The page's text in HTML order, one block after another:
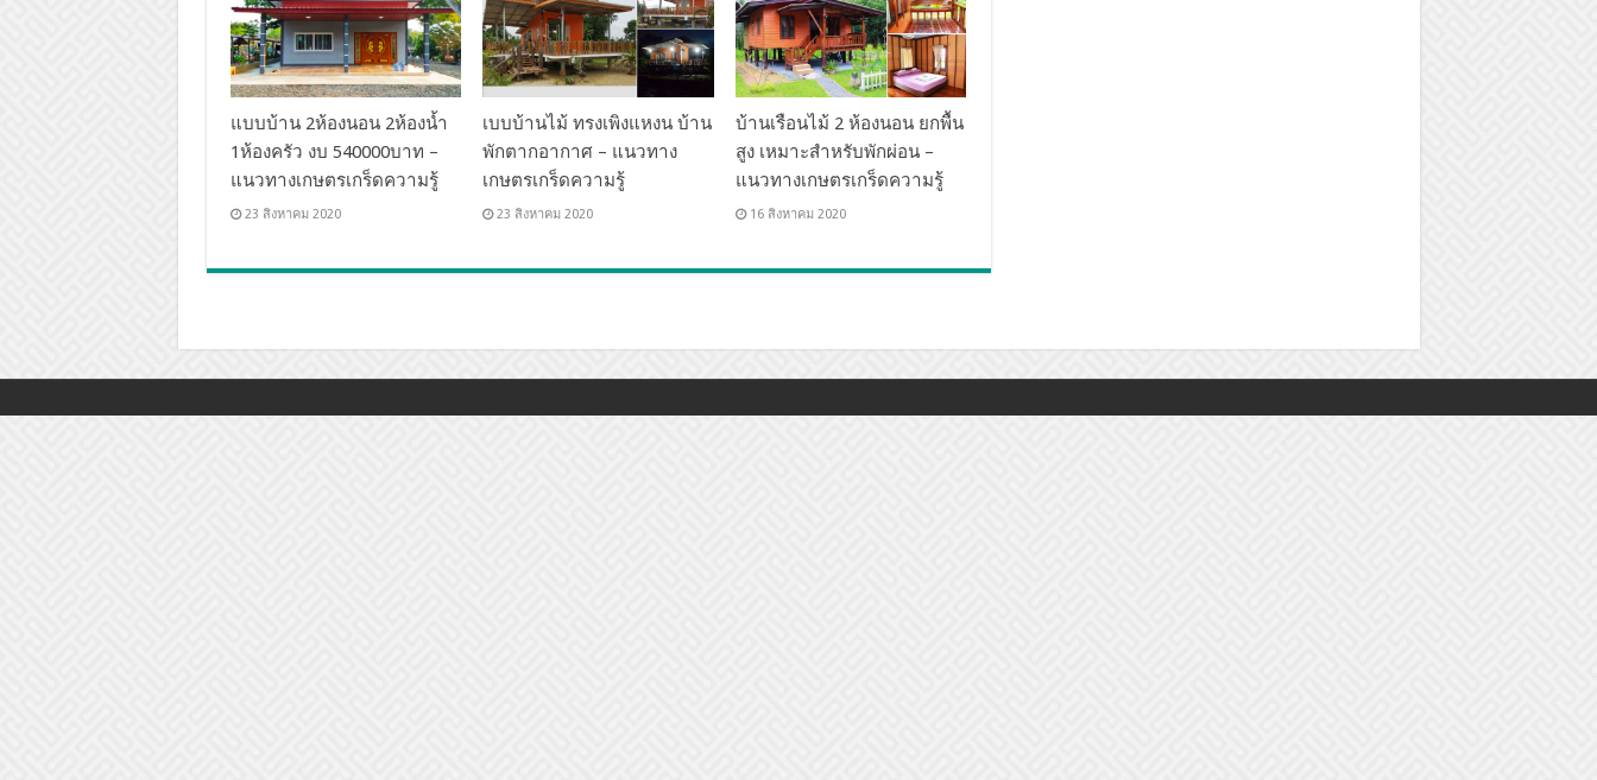
แบบบ้าน 2ห้องนอน 2ห้องน้ำ
1ห้องครัว งบ 540000บาท –
แนวทางเกษตรเกร็ดความรู้
23 สิงหาคม 2020
เบบบ้านไม้ ทรงเพิงแหงน บ้าน
พักตากอากาศ – แนวทาง
เกษตรเกร็ดความรู้
23 สิงหาคม 2020
บ้านเรือนไม้ 2 ห้องนอน ยกพื้น
สูง เหมาะสำหรับพักผ่อน –
แนวทางเกษตรเกร็ดความรู้
16 สิงหาคม 2020